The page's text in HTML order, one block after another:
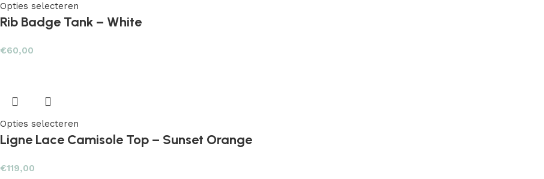
Opties selecteren
Rib Badge Tank – White
€60,00
Opties selecteren
Ligne Lace Camisole Top – Sunset Orange
€119,00